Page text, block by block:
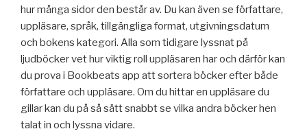
hur många sidor den består av. Du kan även se författare,
uppläsare, språk, tillgängliga format, utgivningsdatum
och bokens kategori. Alla som tidigare lyssnat på
ljudböcker vet hur viktig roll uppläsaren har och därför kan
du prova i Bookbeats app att sortera böcker efter både
författare och uppläsare. Om du hittar en uppläsare du
gillar kan du på så sätt snabbt se vilka andra böcker hen
talat in och lyssna vidare.